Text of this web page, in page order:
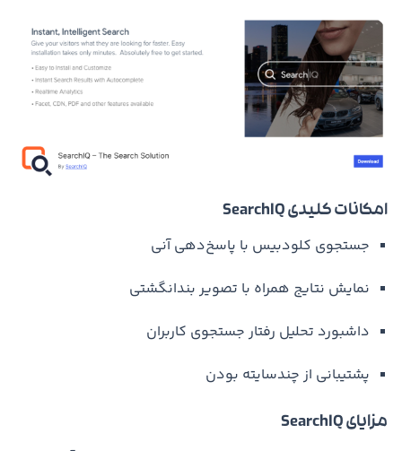
امکانات کلیدی SearchIQ
جستجوی کلودبیس با پاسخ‌دهی آنی
نمایش نتایج همراه با تصویر بندانگشتی
داشبورد تحلیل رفتار جستجوی کاربران
پشتیبانی از چندسایته بودن
مزایای SearchIQ